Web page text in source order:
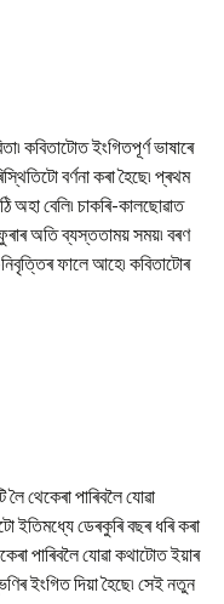
কবিতাটোত ইংগিতপূৰ্ণ ভাষাৰে
বৰ্ণনা কৰা হৈছে৷ প্ৰথম
অহা বেলি৷ চাকৰি-কালছোৱাত
অতি ব্যস্ততাময় সময়৷ বৰণ
ফালে আহে৷ কবিতাটোৰ
থেকেৰা পাৰিবলৈ যোৱা
ইতিমধ্যে ডেৰকুৰি বছৰ ধৰি কৰা
পাৰিবলৈ যোৱা কথাটোত ইয়াৰ
ইংগিত দিয়া হৈছে৷ সেই নতুন